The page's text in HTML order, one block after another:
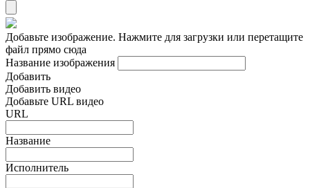
Добавьте изображение. Нажмите для загрузки или перетащите
файл прямо сюда
Название изображения
Добавить
Добавить видео
Добавьте URL видео
URL
Название
Исполнитель